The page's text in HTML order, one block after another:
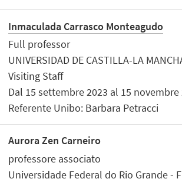
Inmaculada Carrasco Monteagudo
Full professor
UNIVERSIDAD DE CASTILLA-LA
Visiting Staff
Dal 15 settembre 2023 al 15 novembre
Referente Unibo: Barbara Petracci
Aurora Zen Carneiro
professore associato
Universidade Federal do Rio Grande -